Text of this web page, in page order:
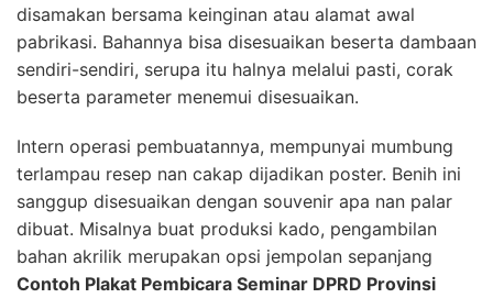
disamakan bersama keinginan atau alamat awal
pabrikasi. Bahannya bisa disesuaikan beserta dambaan
sendiri-sendiri, serupa itu halnya melalui pasti, corak
beserta parameter menemui disesuaikan.
Intern operasi pembuatannya, mempunyai mumbung
terlampau resep nan cakap dijadikan poster. Benih ini
sanggup disesuaikan dengan souvenir apa nan palar
dibuat. Misalnya buat produksi kado, pengambilan
bahan akrilik merupakan opsi jempolan sepanjang
Contoh Plakat Pembicara Seminar DPRD Provinsi